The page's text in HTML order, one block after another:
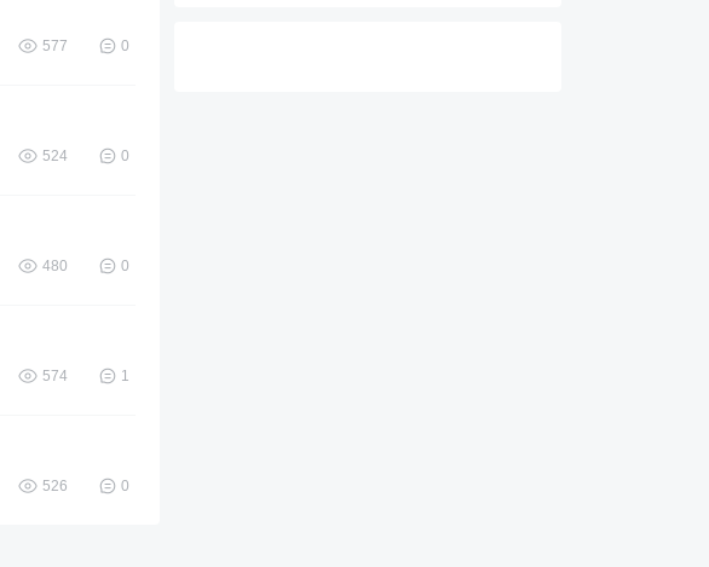
577 0
524 0
480 0
574 1
526 0